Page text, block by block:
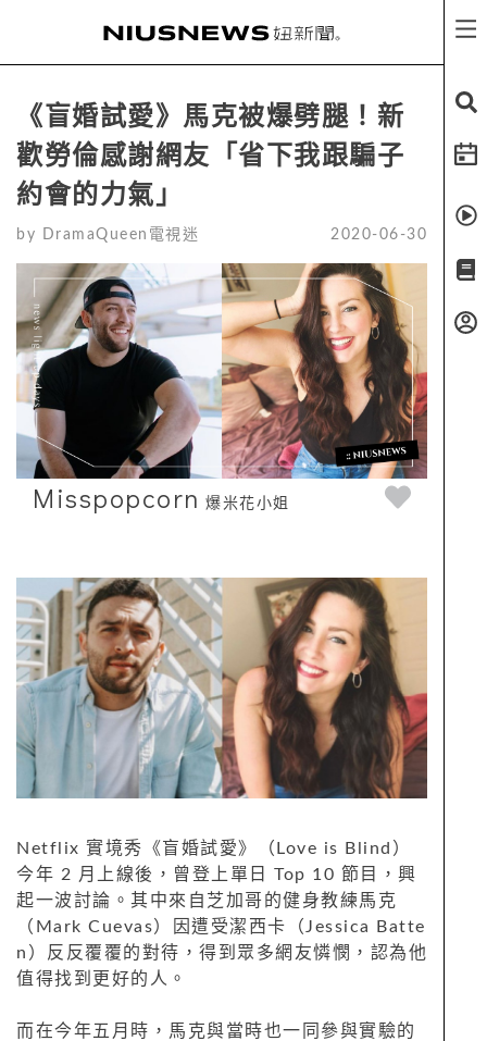
《盲婚試愛》馬克被爆劈腿！新
歡勞倫感謝網友「省下我跟騙子
約會的力氣」
by DramaQueen電視迷 2020-06-30
Misspopcorn 爆米花小姐
Netflix 實境秀《盲婚試愛》（Love is Blind）
今年 2 月上線後，曾登上單日 Top 10 節目，興
起一波討論。其中來自芝加哥的健身教練馬克
（Mark Cuevas）因遭受潔西卡（Jessica Batte
n）反反覆覆的對待，得到眾多網友憐憫，認為他
值得找到更好的人。
而在今年五月時，馬克與當時也一同參與實驗的